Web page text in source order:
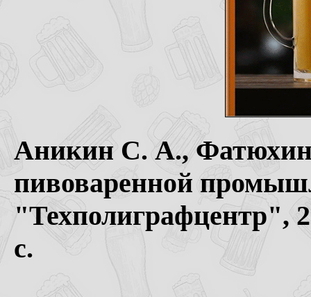
Аникин С. А.,
пивоваренной
"Техполиграфцентр",
с.